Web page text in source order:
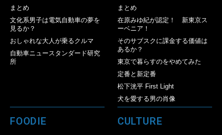
まとめ
文化系男子は電気自動車の夢を
見るか？
おしゃれな大人が乗るクルマ
自動車ニュースタンダード研究
所
まとめ
在原みゆ紀が認定！ 新東京ス
ーベニア！
そのサブスクに課金する価値は
あるか？
東京で暮らすのをやめてみた
定番と新定番
松下洸平 First Light
犬を愛する男の肖像
FOODIE CULTURE